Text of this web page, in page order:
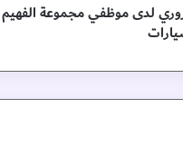
لدى موظفي مجموعة الفهيم